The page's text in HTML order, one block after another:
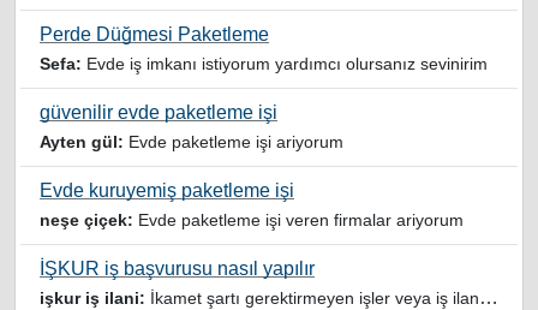
Perde Düğmesi Paketleme
Sefa: Evde iş imkanı istiyorum yardımcı olursanız sevinirim
güvenilir evde paketleme işi
Ayten gül: Evde paketleme işi ariyorum
Evde kuruyemiş paketleme işi
neşe çiçek: Evde paketleme işi veren firmalar ariyorum
İŞKUR iş başvurusu nasıl yapılır
işkur iş ilani: İkamet şartı gerektirmeyen işler veya iş ilanlari da listelensin. Arama sonucuna işverenin tercih ettiği ikamet illeri de eklense olmazmi